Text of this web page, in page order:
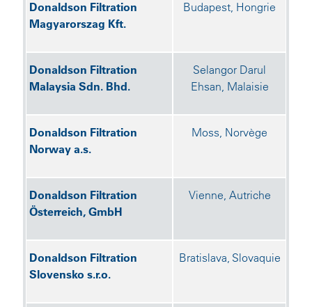
Donaldson Filtration
Magyarorszag Kft.
Budapest, Hongrie
Donaldson Filtration
Malaysia Sdn. Bhd.
Selangor Darul
Ehsan, Malaisie
Donaldson Filtration
Norway a.s.
Moss, Norvège
Donaldson Filtration
Österreich, GmbH
Vienne, Autriche
Donaldson Filtration
Slovensko s.r.o.
Bratislava, Slovaquie